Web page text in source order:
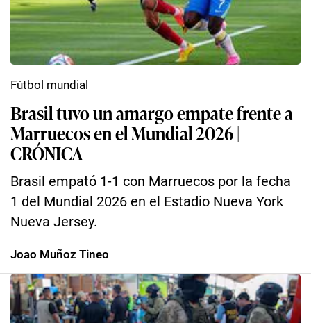
Brasil tuvo un amargo empate frente a
Marruecos en el Mundial 2026 |
CRÓNICA
Brasil empató 1-1 con Marruecos por la fecha
1 del Mundial 2026 en el Estadio Nueva York
Nueva Jersey.
Fútbol mundial
Joao Muñoz Tineo